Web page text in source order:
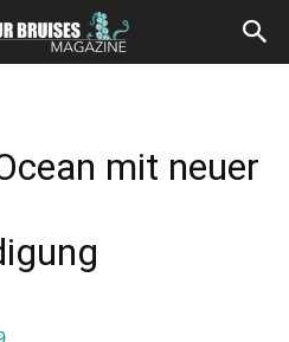
mit neuer